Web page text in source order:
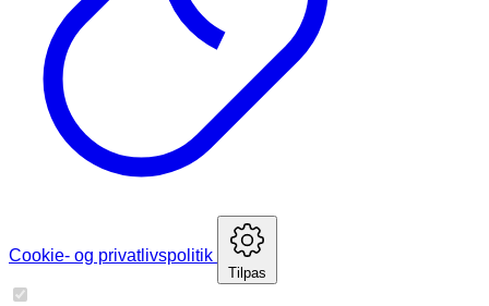
Cookie- og privatlivspolitik
Tilpas